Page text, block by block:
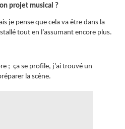
projet musical ?
je pense que cela va être dans la
tout en l’assumant encore plus.
; ça se profile, j’ai trouvé un
la scène.